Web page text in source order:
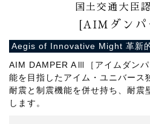
国土交通大臣
[AIMダン
Aegis of Innovative Might 革新
AIM DAMPER AⅢ［アイムダン
能を目指したアイム・ユニバース
耐震と制震機能を併せ持ち、耐震
します。